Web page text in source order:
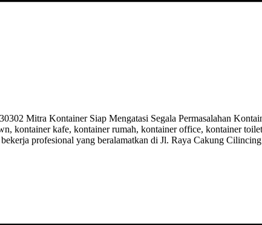
Mitra Kontainer Siap Mengatasi Segala Permasalahan
kontainer kafe, kontainer rumah, kontainer office, kontainer
profesional yang beralamatkan di Jl. Raya Cakung